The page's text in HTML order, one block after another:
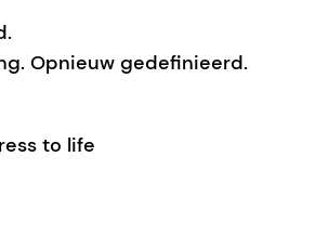
Opnieuw gedefinieerd.
to life